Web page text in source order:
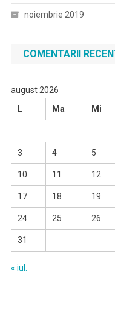
noiembrie 2019
COMENTARII
august 2026
L
Ma Mi
3 4 5
10 11 12
17 18 19
24 25 26
31
« iul.